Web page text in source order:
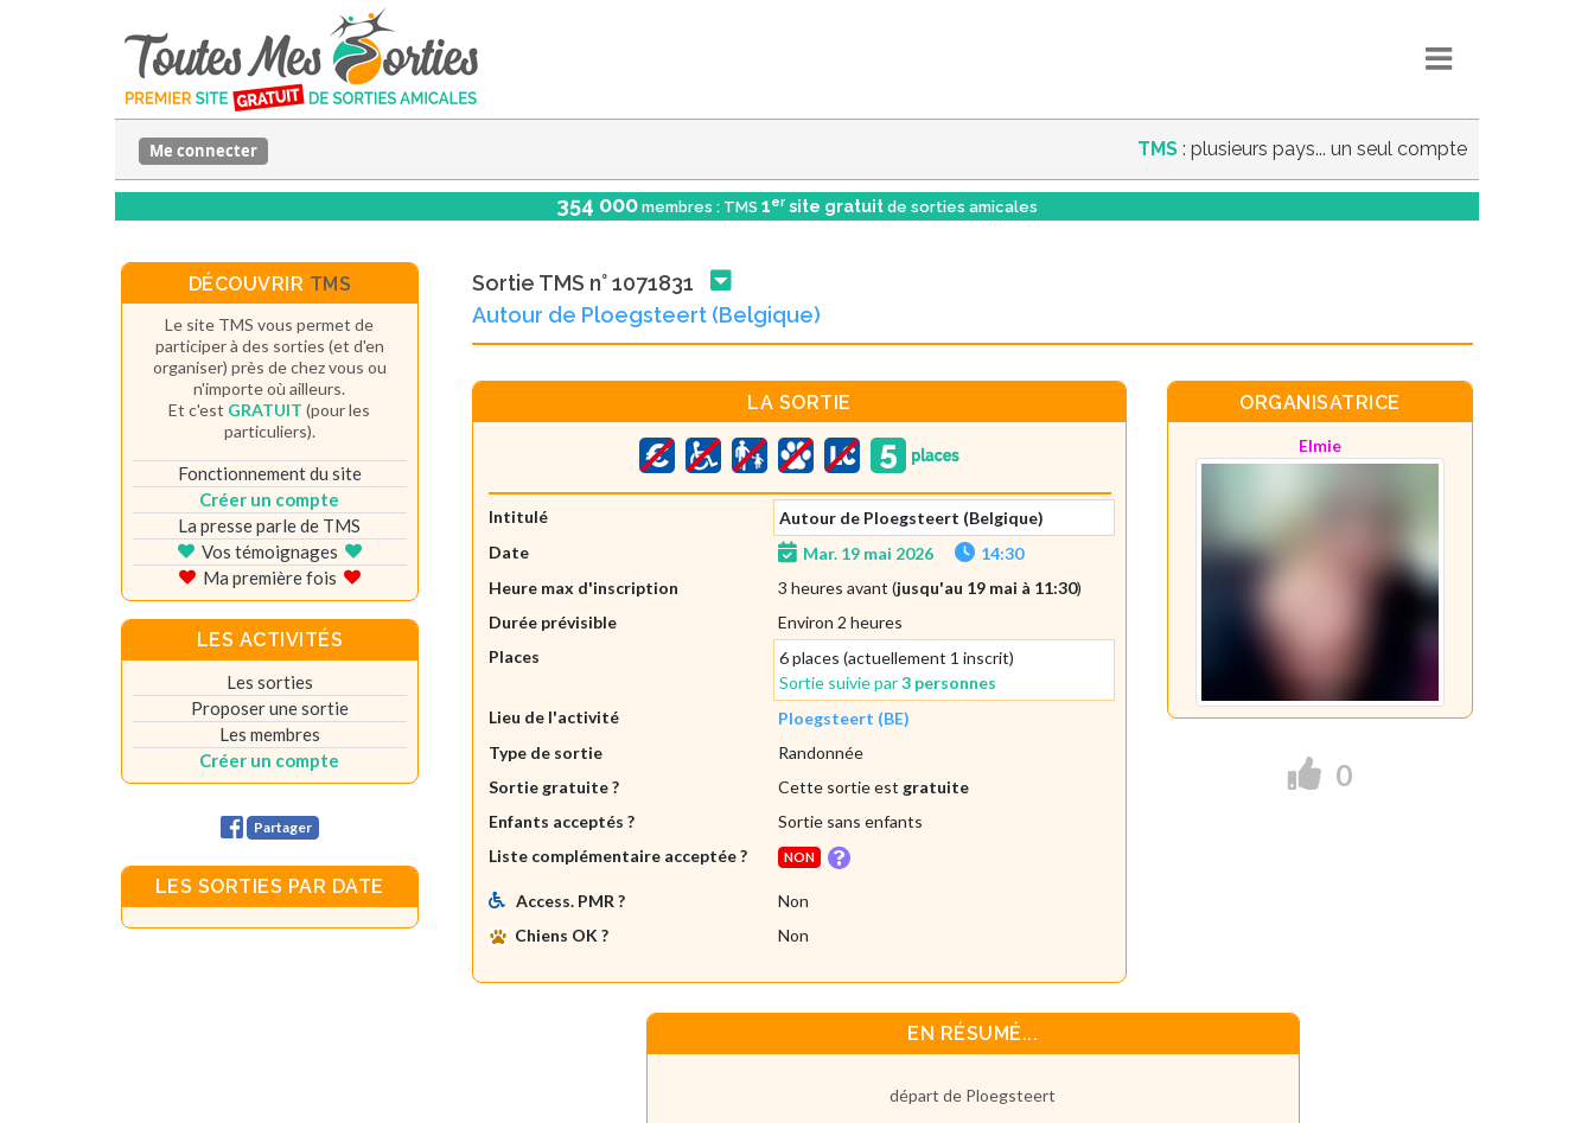
TMS : plusieurs pays... un seul compte
Me connecter
354 000 membres : TMS 1er site gratuit de sorties amicales
Sortie TMS n° 1071831
Autour de Ploegsteert (Belgique)
LA SORTIE
Intitulé
Autour de Ploegsteert (Belgique)
Date
Mar. 19 mai 2026
14:30
Heure max d'inscription
3 heures avant (jusqu'au 19 mai à 11:30)
Durée prévisible
Environ 2 heures
Places
6 places (actuellement 1 inscrit)
Sortie suivie par3 personnes
Lieu de l'activité
Ploegsteert (BE)
Type de sortie
Randonnée
Sortie gratuite ?
Cette sortie est gratuite
Enfants acceptés ?
Sortie sans enfants
Liste complémentaire acceptée ?
NON
Access. PMR ?
Non
Chiens OK ?
Non
ORGANISATRICE
Elmie
0
EN RÉSUMÉ...
départ de Ploegsteert
DÉCOUVRIR TMS
Le site TMS vous permet de
participer à des sorties (et d'en
organiser) près de chez vous ou
n'importe où ailleurs.
Et c'est GRATUIT (pour les
particuliers).
Fonctionnement du site
Créer un compte
La presse parle de TMS
Vos témoignages
Ma première fois
LES ACTIVITÉS
Les sorties
Proposer une sortie
Les membres
Créer un compte
Partager
LES SORTIES PAR DATE